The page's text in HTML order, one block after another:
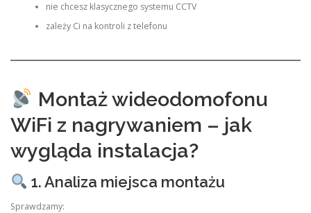
nie chcesz klasycznego systemu CCTV
zależy Ci na kontroli z telefonu
Montaż wideodomofonu
WiFi z nagrywaniem – jak
wygląda instalacja?
1. Analiza miejsca montażu
Sprawdzamy: